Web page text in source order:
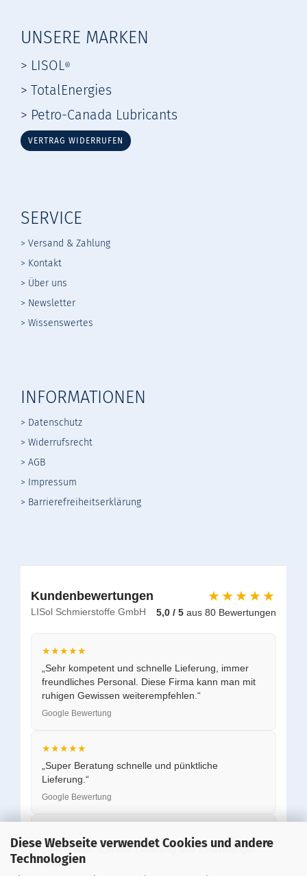
Diese Webseite verwendet Cookies und andere
Technologien
UNSERE MARKEN
> LISOL®
> TotalEnergies
> Petro-Canada Lubricants
VERTRAG WIDERRUFEN
SERVICE
> Versand & Zahlung
> Kontakt
> Über uns
> Newsletter
> Wissenswertes
INFORMATIONEN
> Datenschutz
> Widerrufsrecht
> AGB
> Impressum
> Barrierefreiheitserklärung
Kundenbewertungen
LISol Schmierstoffe GmbH
★★★★★
5,0 / 5 aus 80 Bewertungen
★★★★★
„Sehr kompetent und schnelle Lieferung, immer
freundliches Personal. Diese Firma kann man mit
ruhigen Gewissen weiterempfehlen.“
Google Bewertung
★★★★★
„Super Beratung schnelle und pünktliche
Lieferung.“
Google Bewertung
„Top Preise, schnelle Lieferung und zuverlässiger
Service.“